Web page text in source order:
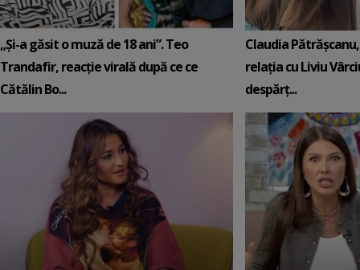
„Și-a găsit o muză de 18 ani”. Teo
Trandafir, reacție virală după ce ce
Cătălin Bo...
Claudia
relația cu Liviu
despărț...